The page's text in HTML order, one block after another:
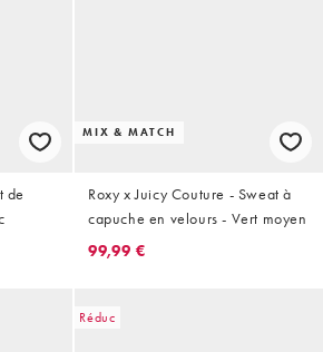
de
MIX & MATCH
Roxy x Juicy Couture - Sweat à
capuche en velours - Vert moyen
99,99 €
Réduc